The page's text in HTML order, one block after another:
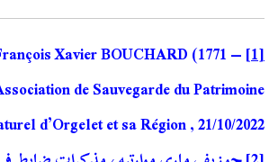
[1]
Xavier BOUCHARD (1771 –
de Sauvegarde du Patrimoine
d’Orgelet et sa Région , 21/10/2022